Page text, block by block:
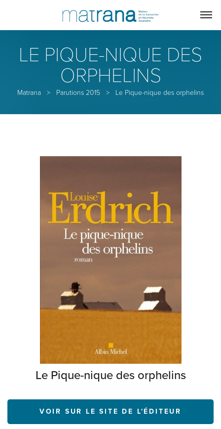
LE PIQUE-NIQUE DES
ORPHELINS
Matrana > Parutions 2015 > Le Pique-nique des orphelins
Le Pique-nique des orphelins
VOIR SUR LE SITE DE L'ÉDITEUR